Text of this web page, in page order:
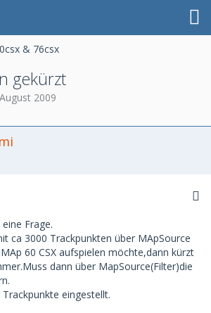
& 76csx
gekürzt
2009
Frage.
ca 3000 Trackpunkten über MApSource
60 CSX aufspielen möchte,dann kürzt
dann über MapSource(Filter)die
eingestellt.